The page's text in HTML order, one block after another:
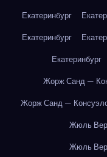
Екатеринбург
Екатеринбург
Екатеринбург
Жорж Санд —
Жорж Санд —
Жюль
Жюль